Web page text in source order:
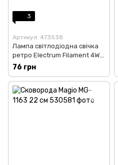
3
Артикул: 473538
Лампа світлодіодна свічка
ретро Electrum Filament 4W
E14 4000K (A-LC-1367)
76 грн